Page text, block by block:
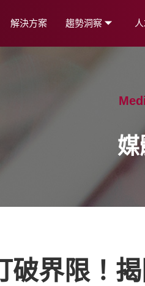
解決方案 趨勢洞察
破界限！